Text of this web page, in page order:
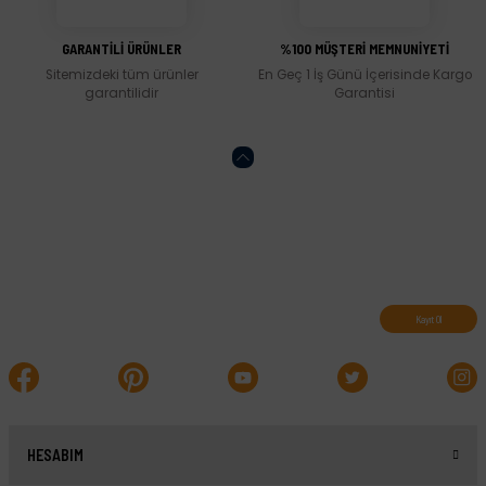
GARANTİLİ ÜRÜNLER
Sitemizdeki tüm ürünler
garantilidir
%100 MÜŞTERİ MEMNUNİYETİ
En Geç 1 İş Günü İçerisinde Kargo
Garantisi
Kayıt Ol
HESABIM